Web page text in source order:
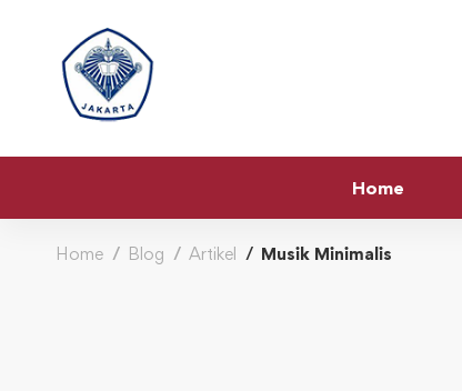
Home
Home Blog Artikel Musik Minimalis